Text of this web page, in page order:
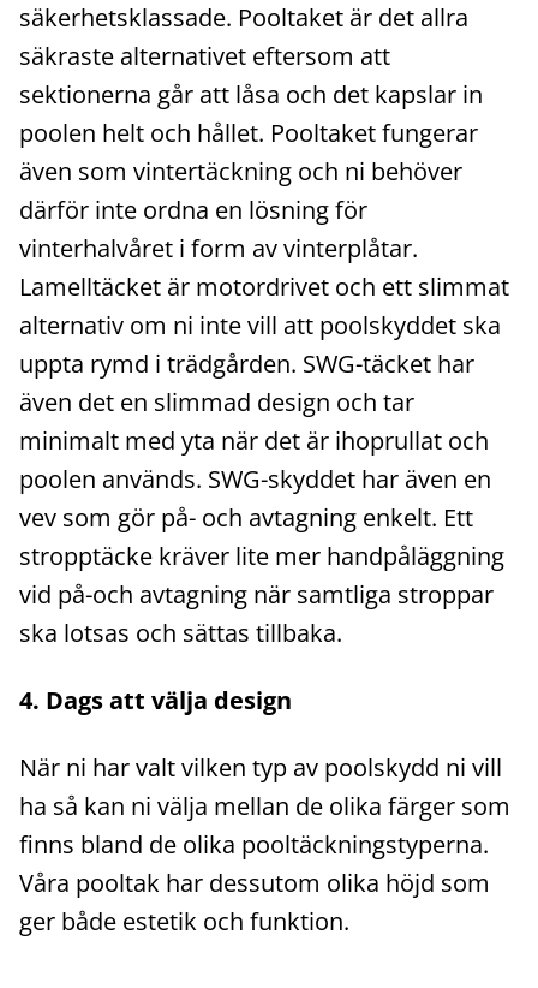
säkerhetsklassade. Pooltaket är det allra
säkraste alternativet eftersom att
sektionerna går att låsa och det kapslar in
poolen helt och hållet. Pooltaket fungerar
även som vintertäckning och ni behöver
därför inte ordna en lösning för
vinterhalvåret i form av vinterplåtar.
Lamelltäcket är motordrivet och ett slimmat
alternativ om ni inte vill att poolskyddet ska
uppta rymd i trädgården. SWG-täcket har
även det en slimmad design och tar
minimalt med yta när det är ihoprullat och
poolen används. SWG-skyddet har även en
vev som gör på- och avtagning enkelt. Ett
stropptäcke kräver lite mer handpåläggning
vid på-och avtagning när samtliga stroppar
ska lotsas och sättas tillbaka.
4. Dags att välja design
När ni har valt vilken typ av poolskydd ni vill
ha så kan ni välja mellan de olika färger som
finns bland de olika pooltäckningstyperna.
Våra pooltak har dessutom olika höjd som
ger både estetik och funktion.